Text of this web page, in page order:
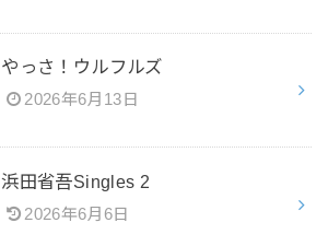
やっさ！ウルフルズ
2026年6月13日
浜田省吾Singles 2
2026年6月6日